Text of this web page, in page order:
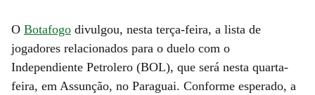
O Botafogo divulgou, nesta terça-feira, a lista de
jogadores relacionados para o duelo com o
Independiente Petrolero (BOL), que será nesta quarta-
feira, em Assunção, no Paraguai. Conforme esperado, a